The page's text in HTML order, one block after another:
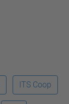
ITS Coop